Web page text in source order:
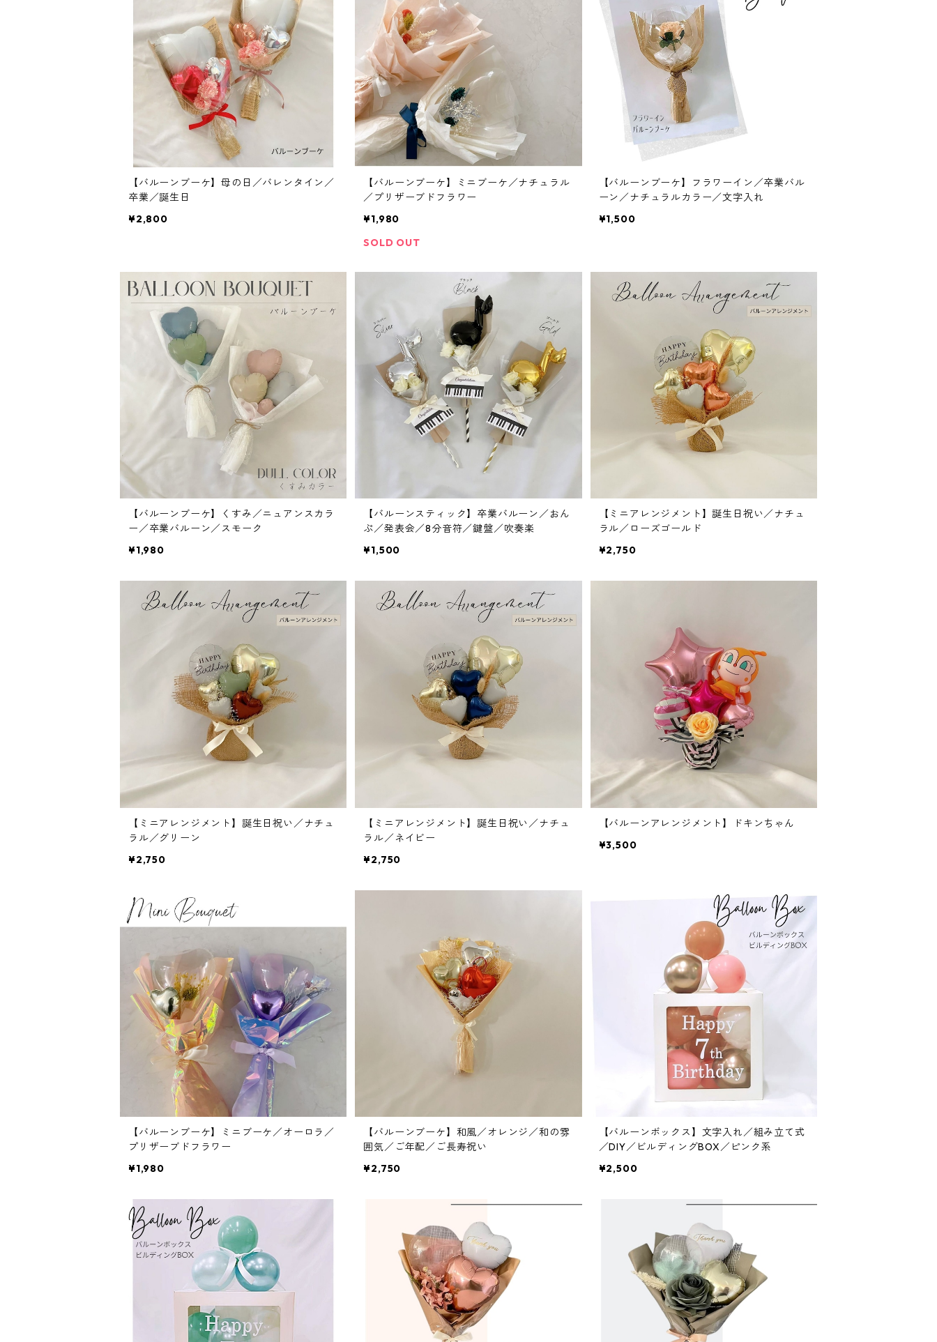
【バルーンブーケ】母の日／バレンタイン／
卒業／誕生日
¥2,800
【バルーンブーケ】ミニブーケ／ナチュラル
／プリザーブドフラワー
¥1,980
SOLD OUT
【バルーンブーケ】フラワーイン／卒業バル
ーン／ナチュラルカラー／文字入れ
¥1,500
【バルーンブーケ】くすみ／ニュアンスカラ
ー／卒業バルーン／スモーク
¥1,980
【バルーンスティック】卒業バルーン／おん
ぷ／発表会／8分音符／鍵盤／吹奏楽
¥1,500
【ミニアレンジメント】誕生日祝い／ナチュ
ラル／ローズゴールド
¥2,750
【ミニアレンジメント】誕生日祝い／ナチュ
ラル／グリーン
¥2,750
【ミニアレンジメント】誕生日祝い／ナチュ
ラル／ネイビー
¥2,750
【バルーンアレンジメント】ドキンちゃん
¥3,500
【バルーンブーケ】ミニブーケ／オーロラ／
プリザーブドフラワー
¥1,980
【バルーンブーケ】和風／オレンジ／和の雰
囲気／ご年配／ご長寿祝い
¥2,750
【バルーンボックス】文字入れ／組み立て式
／DIY／ビルディングBOX／ピンク系
¥2,500